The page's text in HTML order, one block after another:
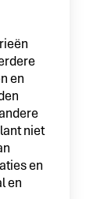
en
niet
en
en